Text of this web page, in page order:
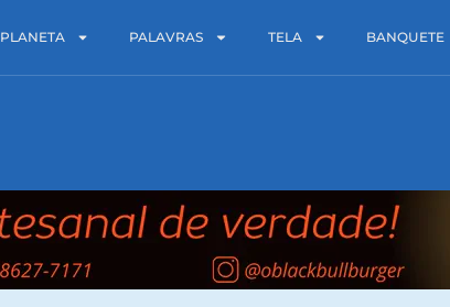
PLANETA PALAVRAS TELA BANQUETE